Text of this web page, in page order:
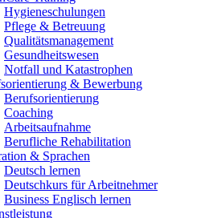
Hygieneschulungen
Pflege & Betreuung
Qualitätsmanagement
Gesundheitswesen
Notfall und Katastrophen
& Bewerbung
Berufsorientierung
Coaching
Arbeitsaufnahme
Berufliche Rehabilitation
& Sprachen
Deutsch lernen
Deutschkurs für Arbeitnehmer
Business Englisch lernen